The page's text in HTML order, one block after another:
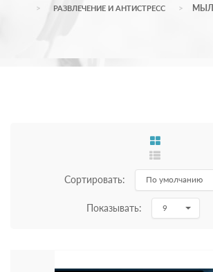
РАЗВЛЕЧЕНИЕ И АНТИСТРЕСС
Сортировать: По умолчанию
Показывать: 9